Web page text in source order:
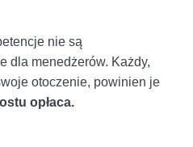
nie są
dla menedżerów. Każdy,
otoczenie, powinien je
opłaca.